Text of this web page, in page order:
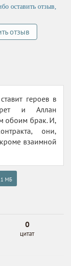
оставить отзыв,
отзыв
героев в
и Аллан
обоим брак. И,
они,
взаимной
МБ
0
цитат